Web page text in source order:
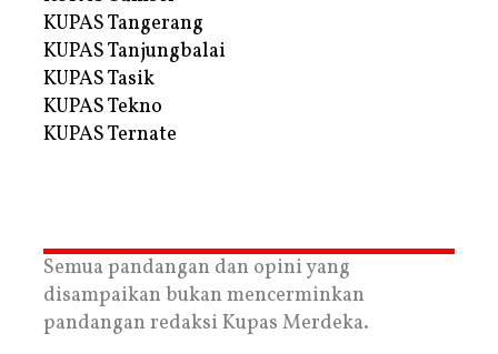
KUPAS Tangerang
KUPAS Tanjungbalai
KUPAS Tasik
KUPAS Tekno
KUPAS Ternate
Semua pandangan dan opini yang
disampaikan bukan mencerminkan
pandangan redaksi Kupas Merdeka.